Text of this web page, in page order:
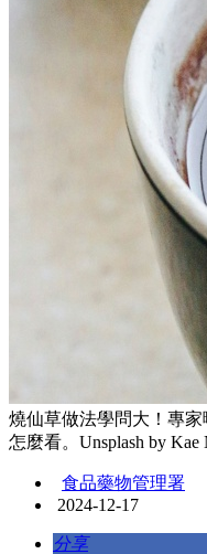
燒仙草做法學問大！專
怎麼看。Unsplash by Kae
食品藥物管理署
2024-12-17
分享